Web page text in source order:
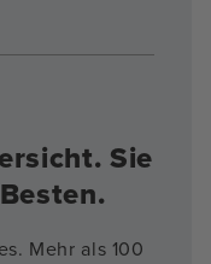
Sie
Mehr als 100